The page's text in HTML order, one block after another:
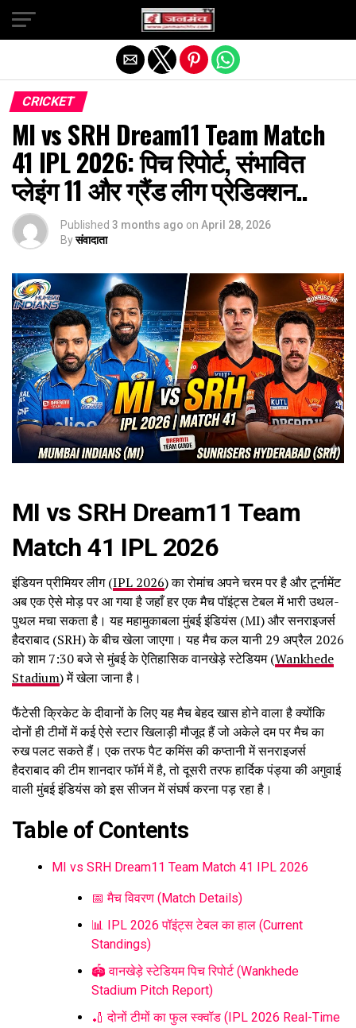
CRICKET
MI vs SRH Dream11 Team Match
41 IPL 2026: पिच रिपोर्ट, संभावित
प्लेइंग 11 और ग्रैंड लीग प्रेडिक्शन..
Published 3 months ago on April 28, 2026
Byसंवादाता
MI vs SRH Dream11 Team
Match 41 IPL 2026
इंडियन प्रीमियर लीग (IPL 2026) का रोमांच अपने चरम पर है और टूर्नामेंट
अब एक ऐसे मोड़ पर आ गया है जहाँ हर एक मैच पॉइंट्स टेबल में भारी उथल-
पुथल मचा सकता है। यह महामुकाबला मुंबई इंडियंस (MI) और सनराइजर्स
हैदराबाद (SRH) के बीच खेला जाएगा। यह मैच कल यानी 29 अप्रैल 2026
को शाम 7:30 बजे से मुंबई के ऐतिहासिक वानखेड़े स्टेडियम (Wankhede
Stadium) में खेला जाना है।
फैंटेसी क्रिकेट के दीवानों के लिए यह मैच बेहद खास होने वाला है क्योंकि
दोनों ही टीमों में कई ऐसे स्टार खिलाड़ी मौजूद हैं जो अकेले दम पर मैच का
रुख पलट सकते हैं। एक तरफ पैट कमिंस की कप्तानी में सनराइजर्स
हैदराबाद की टीम शानदार फॉर्म में है, तो दूसरी तरफ हार्दिक पंड्या की अगुवाई
वाली मुंबई इंडियंस को इस सीजन में संघर्ष करना पड़ रहा है।
Table of Contents
MI vs SRH Dream11 Team Match 41 IPL 2026
📅 मैच विवरण (Match Details)
📊 IPL 2026 पॉइंट्स टेबल का हाल (Current
Standings)
🏟️ वानखेड़े स्टेडियम पिच रिपोर्ट (Wankhede
Stadium Pitch Report)
🏏 दोनों टीमों का फुल स्क्वॉड (IPL 2026 Real-Time
Exit mobile version